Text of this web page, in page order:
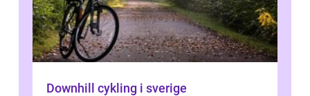
Downhill cykling i sverige